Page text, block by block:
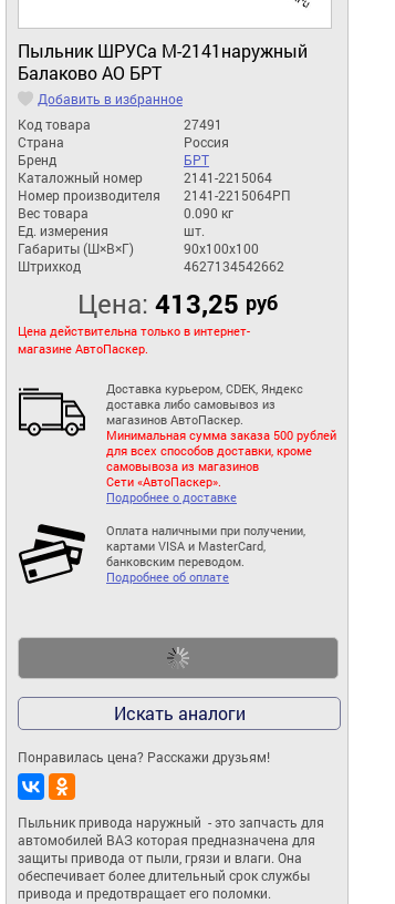
Пыльник ШРУСа М-2141наружный
Балаково АО БРТ
Добавить в избранное
Код товара
27491
Страна
Россия
Бренд
БРТ
Каталожный номер
2141-2215064
Номер производителя
2141-2215064РП
Вес товара
0.090 кг
Ед. измерения
шт.
Габариты (Ш×В×Г)
90x100x100
Штрихкод
4627134542662
Цена: 413,25 руб
Цена действительна только в интернет-
магазине АвтоПаскер.
Доставка курьером, CDEK, Яндекс
доставка либо самовывоз из
магазинов АвтоПаскер.
Минимальная сумма заказа 500 рублей
для всех способов доставки, кроме
самовывоза из магазинов
Сети «АвтоПаскер».
Подробнее о доставке
Оплата наличными при получении,
картами VISA и MasterCard,
банковским переводом.
Подробнее об оплате
Искать аналоги
Понравилась цена? Расскажи друзьям!
Пыльник привода наружный  - это запчасть для
автомобилей ВАЗ которая предназначена для
защиты привода от пыли, грязи и влаги. Она
обеспечивает более длительный срок службы
привода и предотвращает его поломки.